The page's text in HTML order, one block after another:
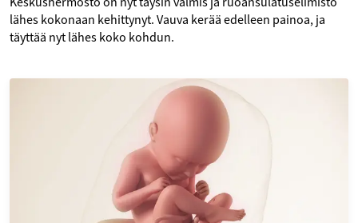
lähes kokonaan kehittynyt. Vauva kerää edelleen painoa, ja
täyttää nyt lähes koko kohdun.